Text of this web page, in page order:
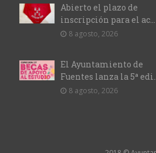
Abierto el plazo de
inscripción para el ac...
8 agosto, 2026
El Ayuntamiento de
Fuentes lanza la 5ª
8 agosto, 2026